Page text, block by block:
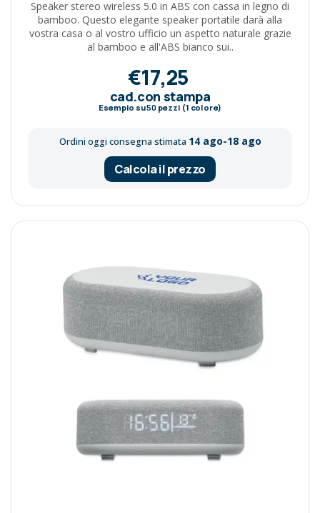
Speaker stereo wireless 5.0 in ABS con cassa in legno di
bamboo. Questo elegante speaker portatile darà alla
vostra casa o al vostro ufficio un aspetto naturale grazie
al bamboo e all'ABS bianco sui..
€17,25
cad.con stampa
Esempio su50pezzi (1 colore)
Ordini oggi consegna stimata 14 ago-18 ago
Calcola il prezzo